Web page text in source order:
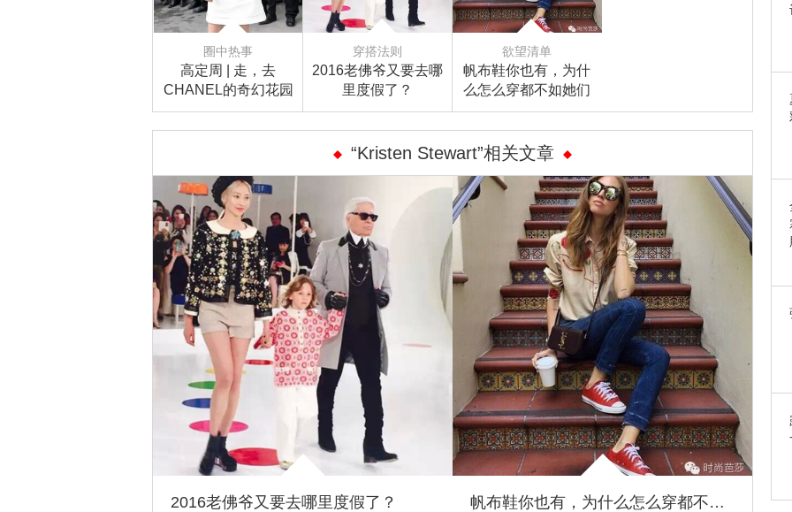
圈中热事
高定周 | 走，去
CHANEL的奇幻花园
瞧一瞧
穿搭法则
2016老佛爷又要去哪
里度假了？
欲望清单
帆布鞋你也有，为什
么怎么穿都不如她们
时髦？
“Kristen Stewart”相关文章
2016老佛爷又要去哪里度假了？ 帆布鞋你也有，为什么怎么穿都不如她们时髦？